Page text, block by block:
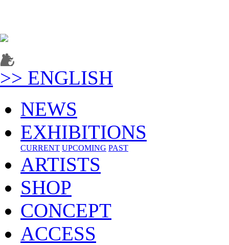
>> ENGLISH
NEWS
EXHIBITIONS
CURRENT UPCOMING PAST
ARTISTS
SHOP
CONCEPT
ACCESS